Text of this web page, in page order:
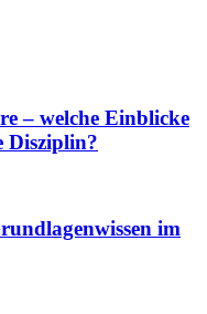
– welche Einblicke
Disziplin?
im